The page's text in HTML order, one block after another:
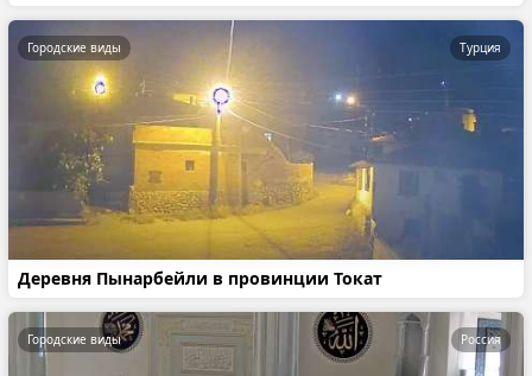
Деревня Пынарбейли в провинции Токат
Городские виды Турция
Городские виды Россия